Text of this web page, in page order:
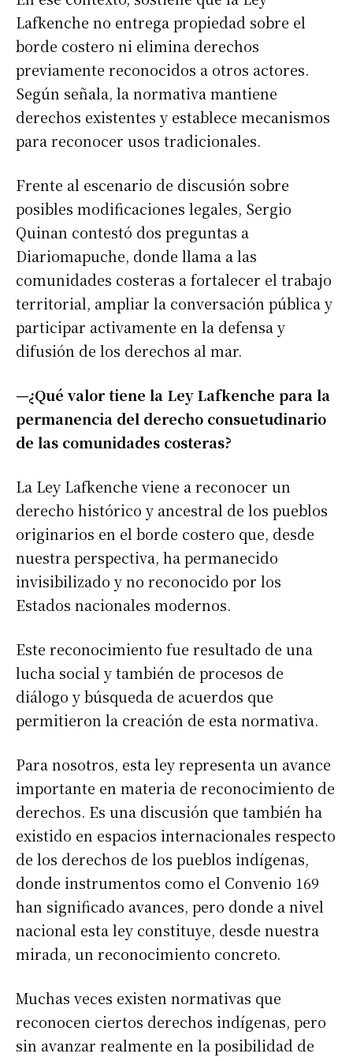
Lafkenche no entrega propiedad sobre el
borde costero ni elimina derechos
previamente reconocidos a otros actores.
Según señala, la normativa mantiene
derechos existentes y establece mecanismos
para reconocer usos tradicionales.
Frente al escenario de discusión sobre
posibles modificaciones legales, Sergio
Quinan contestó dos preguntas a
Diariomapuche, donde llama a las
comunidades costeras a fortalecer el trabajo
territorial, ampliar la conversación pública y
participar activamente en la defensa y
difusión de los derechos al mar.
—¿Qué valor tiene la Ley Lafkenche para la
permanencia del derecho consuetudinario
de las comunidades costeras?
La Ley Lafkenche viene a reconocer un
derecho histórico y ancestral de los pueblos
originarios en el borde costero que, desde
nuestra perspectiva, ha permanecido
invisibilizado y no reconocido por los
Estados nacionales modernos.
Este reconocimiento fue resultado de una
lucha social y también de procesos de
diálogo y búsqueda de acuerdos que
permitieron la creación de esta normativa.
Para nosotros, esta ley representa un avance
importante en materia de reconocimiento de
derechos. Es una discusión que también ha
existido en espacios internacionales respecto
de los derechos de los pueblos indígenas,
donde instrumentos como el Convenio 169
han significado avances, pero donde a nivel
nacional esta ley constituye, desde nuestra
mirada, un reconocimiento concreto.
Muchas veces existen normativas que
reconocen ciertos derechos indígenas, pero
sin avanzar realmente en la posibilidad de